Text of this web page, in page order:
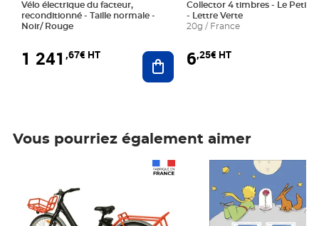
Vélo électrique du facteur,
reconditionné - Taille normale -
Noir/ Rouge
1 241 ,67€ HT Ajouter au panier
Collector 4 timbres - Le Petit
- Lettre Verte
20g / France
6,25€ HT
Vous pourriez également aimer
Prix 6,25€ HT